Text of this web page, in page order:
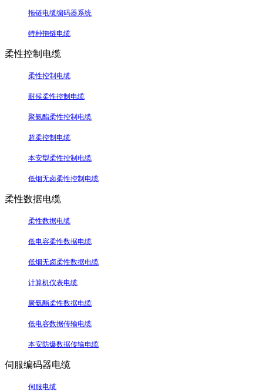
拖链电缆编码器系统
特种拖链电缆
柔性控制电缆
柔性控制电缆
耐候柔性控制电缆
聚氨酯柔性控制电缆
超柔控制电缆
本安型柔性控制电缆
低烟无卤柔性控制电缆
柔性数据电缆
柔性数据电缆
低电容柔性数据电缆
低烟无卤柔性数据电缆
计算机仪表电缆
聚氨酯柔性数据电缆
低电容数据传输电缆
本安防爆数据传输电缆
伺服编码器电缆
伺服电缆